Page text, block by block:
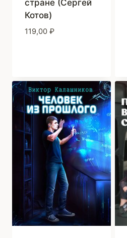
стране (Сергей
Котов)
119,00 ₽